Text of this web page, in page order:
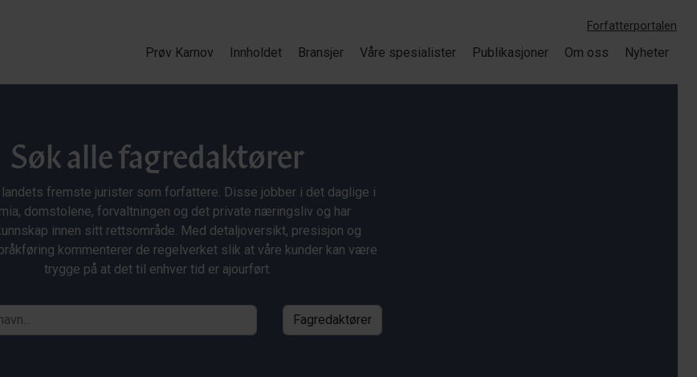
Forfatterportalen
Prøv Karnov Innholdet Bransjer Våre spesialister Publikasjoner Om oss Nyheter
Søk alle fagredaktører
landets fremste jurister som forfattere. Disse jobber i det daglige i
domstolene, forvaltningen og det private næringsliv og har
innen sitt rettsområde. Med detaljoversikt, presisjon og
kommenterer de regelverket slik at våre kunder kan være
trygge på at det til enhver tid er ajourført.